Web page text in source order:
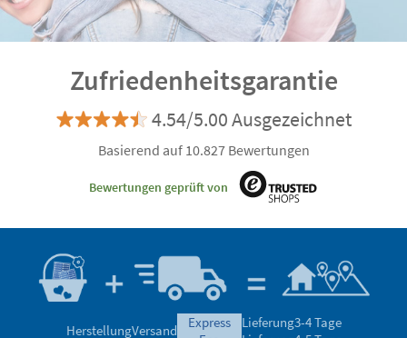
Zufriedenheitsgarantie
4.54/5.00 Ausgezeichnet
Basierend auf 10.827 Bewertungen
Bewertungen geprüft von
HerstellungVersand
express
Lieferung3-4 Tage